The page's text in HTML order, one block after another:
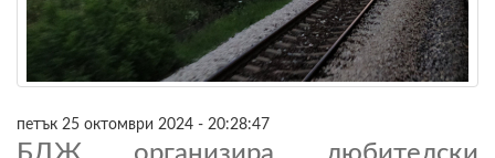
петък 25 октомври 2024 - 20:28:47